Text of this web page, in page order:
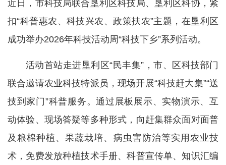
近日，市科技局联合垦利区科技局、垦利区科协，紧
扣“科普惠农、科技兴农、政策扶农”主题，在垦利区
成功举办2026年科技活动周“科技下乡”系列活动。
活动首站走进垦利区“民丰集”，市、区科技部门
联合邀请农业科技特派员，现场开展“科技赶大集”“送
技到家门”科普服务。通过展板展示、实物演示、互
动体验、现场答疑等多种形式，向赶集群众面对面普
及粮棉种植、果蔬栽培、病虫害防治等实用农业技
术，免费发放种植技术手册、科普宣传单、知识汇编